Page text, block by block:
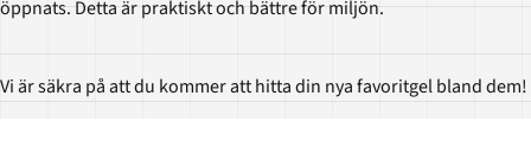
öppnats. Detta är praktiskt och bättre för miljön.
Vi är säkra på att du kommer att hitta din nya favoritgel bland dem!